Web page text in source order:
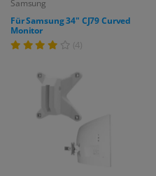
Samsung
Für Samsung 34" CJ79 Curved
Monitor
(4)